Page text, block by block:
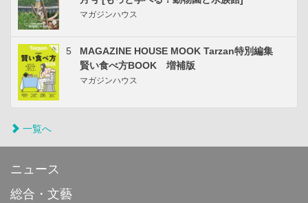
マガジンハウス
5
MAGAZINE HOUSE MOOK Tarzan特別編集
賢い食べ方BOOK 増補版
マガジンハウス
一覧へ
ニュース
総合・文藝